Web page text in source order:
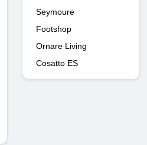
Seymoure
Footshop
Ornare Living
Cosatto ES